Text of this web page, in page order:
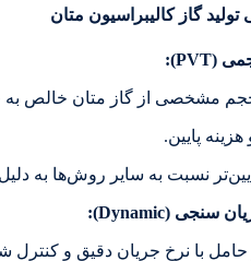
گاز کالیبراسیون متان
(PVT):
مشخصی از گاز متان خالص
پایین.
نسبت به سایر روش‌ها به
سنجی (Dynamic):
حامل با نرخ جریان دقیق و کنترل